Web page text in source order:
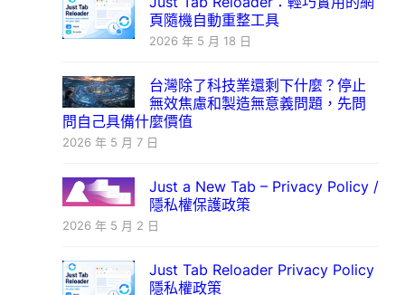
頁隨機自動重整工具
2026 年 5 月 18 日
台灣除了科技業還剩下什麼？停止
無效焦慮和製造無意義問題，先問
問自己具備什麼價值
2026 年 5 月 7 日
Just a New Tab – Privacy Policy /
隱私權保護政策
2026 年 5 月 2 日
Just Tab Reloader Privacy Policy
隱私權政策